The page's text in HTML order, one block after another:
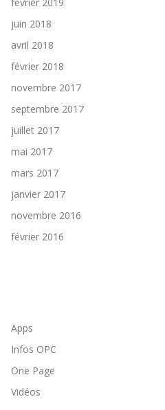
juin 2018
avril 2018
février 2018
novembre 2017
septembre 2017
juillet 2017
mai 2017
mars 2017
janvier 2017
novembre 2016
février 2016
Apps
Infos OPC
One Page
Vidéos